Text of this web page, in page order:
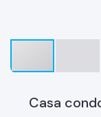
Casa